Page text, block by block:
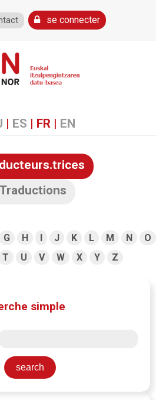
se connecter
| ES | FR | EN
G H I J K L M N
O
T U V W X Y Z
simple